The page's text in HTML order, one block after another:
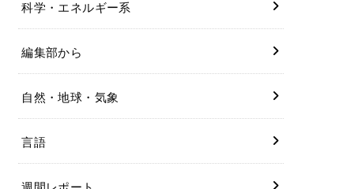
科学・エネルギー系
編集部から
自然・地球・気象
言語